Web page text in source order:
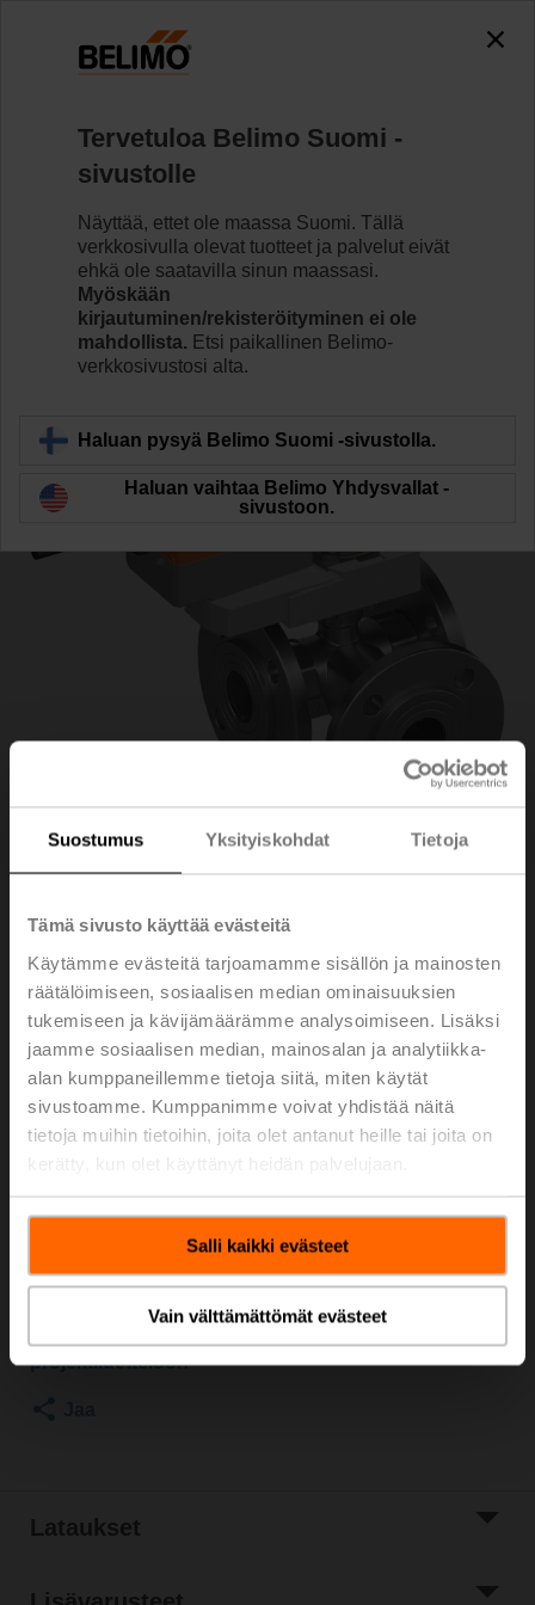
Suostumus Yksityiskohdat Tietoja
Tämä sivusto käyttää evästeitä
Käytämme evästeitä tarjoamamme sisällön ja mainosten
räätälöimiseen, sosiaalisen median ominaisuuksien
tukemiseen ja kävijämäärämme analysoimiseen. Lisäksi
jaamme sosiaalisen median, mainosalan ja analytiikka-
alan kumppaneillemme tietoja siitä, miten käytät
sivustoamme. Kumppanimme voivat yhdistää näitä
tietoja muihin tietoihin, joita olet antanut heille tai joita on
Salli kaikki evästeet
Vain välttämättömät evästeet
R7040R16-B3+NRQ24A-SR
Lue lisää
Takaisin tuotekategoriaan
R7040R16-
B3+NRQ24A-SR
Säätöpalloventtiili, 3-tie, DN 40, Laippa, PN 6, ps
600 kPa, Kvs 16 m³/h, Väliaineen lämpötila -10...100°C
[14...212°F]
Erikoisnopea toimilaite, 8 Nm, AC/DC 24 V, 2...10 V, 9 s,
Toimilaite kiinnitettynä
Lisää ostoskoriin
projektiluetteloon
Lataukset
Tervetuloa Belimo Suomi -
sivustolle
Näyttää, ettet ole maassa Suomi. Tällä
verkkosivulla olevat tuotteet ja palvelut eivät
ehkä ole saatavilla sinun maassasi.
Myöskään
kirjautuminen/rekisteröityminen ei ole
mahdollista. Etsi paikallinen Belimo-
verkkosivustosi alta.
Haluan pysyä Belimo Suomi -sivustolla.
Haluan vaihtaa Belimo Yhdysvallat -
sivustoon.